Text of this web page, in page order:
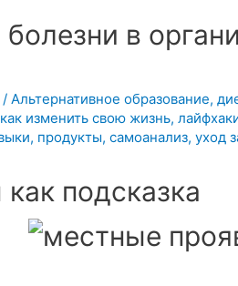
в
/ Альтернативное образование,
как изменить свою жизнь,
, продукты,самоанализ,уход
подсказка